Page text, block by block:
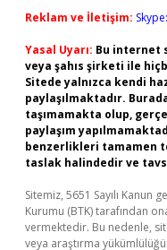
Reklam ve İletişim:
Yasal Uyarı: Bu internet
veya şahıs şirketi ile
Sitede yalnızca kendi
paylaşılmaktadır.
taşımamakta olup,
paylaşım
benzerlikleri tamamen
taslak halindedir ve
Sitemiz, 5651 Sayılı Kanun
Kurumu (BTK) tarafından
vermektedir. Bu nedenle,
veya araştırma